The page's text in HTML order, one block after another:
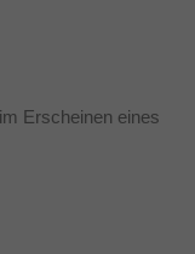
Erscheinen eines